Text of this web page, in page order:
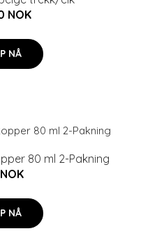
NOK
NÅ
80 ml 2-Pakning
NÅ